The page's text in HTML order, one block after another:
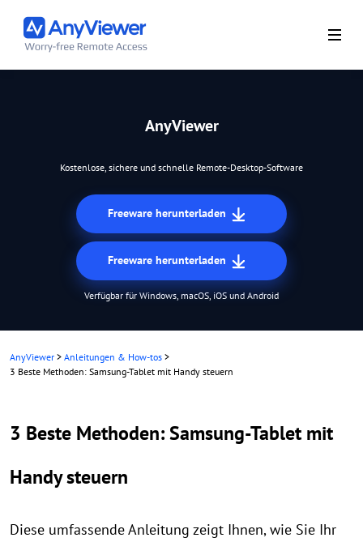
AnyViewer
Kostenlose, sichere und schnelle Remote-Desktop-Software
Freeware herunterladen
Freeware herunterladen
Verfügbar für Windows, macOS, iOS und Android
AnyViewer > Anleitungen & How-tos >
3 Beste Methoden: Samsung-Tablet mit Handy steuern
3 Beste Methoden: Samsung-Tablet mit
Handy steuern
Diese umfassende Anleitung zeigt Ihnen, wie Sie Ihr